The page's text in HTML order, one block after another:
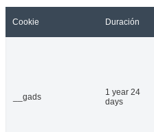
Cookie Duración
__gads
1 year 24
days